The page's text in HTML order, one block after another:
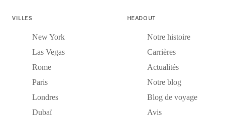
VILLES
New York
Las Vegas
Rome
Paris
Londres
Dubaï
HEADOUT
Notre histoire
Carrières
Actualités
Notre blog
Blog de voyage
Avis